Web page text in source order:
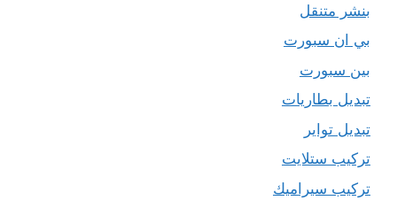
بنشر متنقل
بي ان سبورت
بين سبورت
تبديل بطاريات
تبديل تواير
تركيب ستلايت
تركيب سيراميك